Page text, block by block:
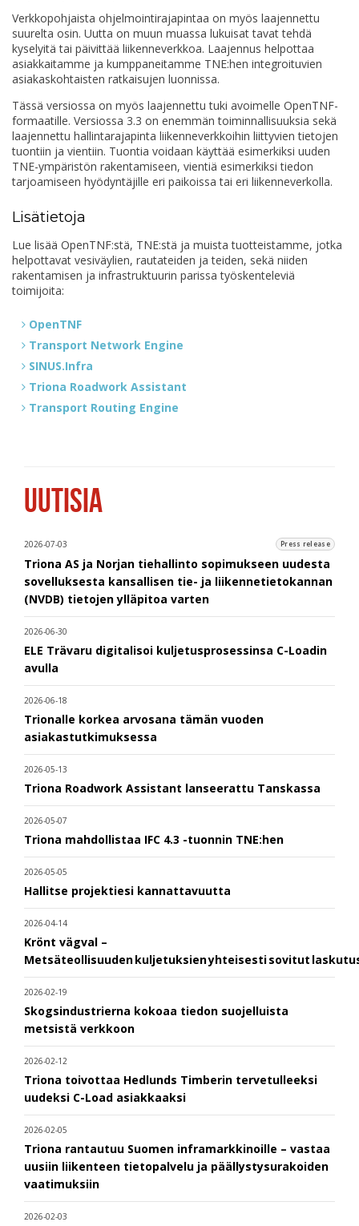
Verkkopohjaista ohjelmointirajapintaa on myös laajennettu
suurelta osin. Uutta on muun muassa lukuisat tavat tehdä
kyselyitä tai päivittää liikenneverkkoa. Laajennus helpottaa
asiakkaitamme ja kumppaneitamme TNE:hen integroituvien
asiakaskohtaisten ratkaisujen luonnissa.
Tässä versiossa on myös laajennettu tuki avoimelle OpenTNF-
formaatille. Versiossa 3.3 on enemmän toiminnallisuuksia sekä
laajennettu hallintarajapinta liikenneverkkoihin liittyvien tietojen
tuontiin ja vientiin. Tuontia voidaan käyttää esimerkiksi uuden
TNE-ympäristön rakentamiseen, vientiä esimerkiksi tiedon
tarjoamiseen hyödyntäjille eri paikoissa tai eri liikenneverkolla.
Lisätietoja
Lue lisää OpenTNF:stä, TNE:stä ja muista tuotteistamme, jotka
helpottavat vesiväylien, rautateiden ja teiden, sekä niiden
rakentamisen ja infrastruktuurin parissa työskenteleviä
toimijoita:
OpenTNF
Transport Network Engine
SINUS.Infra
Triona Roadwork Assistant
Transport Routing Engine
UUTISIA
2026-07-03 Press release
Triona AS ja Norjan tiehallinto sopimukseen uudesta
sovelluksesta kansallisen tie- ja liikennetietokannan
(NVDB) tietojen ylläpitoa varten
2026-06-30
ELE Trävaru digitalisoi kuljetusprosessinsa C-Loadin
avulla
2026-06-18
Trionalle korkea arvosana tämän vuoden
asiakastutkimuksessa
2026-05-13
Triona Roadwork Assistant lanseerattu Tanskassa
2026-05-07
Triona mahdollistaa IFC 4.3 -tuonnin TNE:hen
2026-05-05
Hallitse projektiesi kannattavuutta
2026-04-14
Krönt vägval –
Metsäteollisuuden kuljetuksien yhteisesti sovitut
2026-02-19
Skogsindustrierna kokoaa tiedon suojelluista
metsistä verkkoon
2026-02-12
Triona toivottaa Hedlunds Timberin tervetulleeksi
uudeksi C-Load asiakkaaksi
2026-02-05
Triona rantautuu Suomen inframarkkinoille – vastaa
uusiin liikenteen tietopalvelu ja päällystysurakoiden
vaatimuksiin
2026-02-03